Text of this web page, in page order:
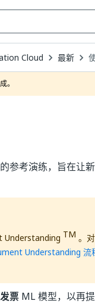
Cloud 最新
。
参考演练，旨在让
Understanding TM 。
Understanding 流
发票 ML 模型，以再